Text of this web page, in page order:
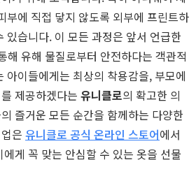
부에 직접 닿지 않도록 외부에 프린트하
있습니다. 이 모든 과정은 앞서 언급한
해 유해 물질로부터 안전하다는 객관적
아이들에게는 최상의 착용감을, 부모에
제공하겠다는 유니클로의 확고한 의
즐거운 모든 순간을 함께하는 다양한
은 유니클로 공식 온라인 스토어에서
게 꼭 맞는 안심할 수 있는 옷을 선물